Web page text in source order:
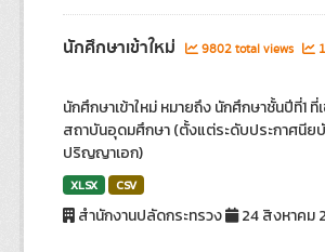
นักศึกษาเข้าใหม่ 9802 total views
นักศึกษาเข้าใหม่ หมายถึง นักศึกษาชั้นปีที่1 ที่
สถาบันอุดมศึกษา (ตั้งแต่ระดับประกาศนีย
ปริญญาเอก)
XLSX CSV
สำนักงานปลัดกระทรวง 24 สิงหาคม